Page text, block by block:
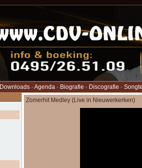
Downloads · Agenda · Biografie · Discografie ·
Zomerhit Medley (Live in Nieuwerkerken)